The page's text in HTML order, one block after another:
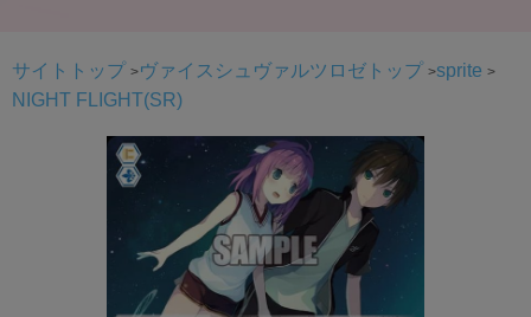
サイトトップ ヴァイスシュヴァルツロゼトップ
sprite
NIGHT FLIGHT(SR)